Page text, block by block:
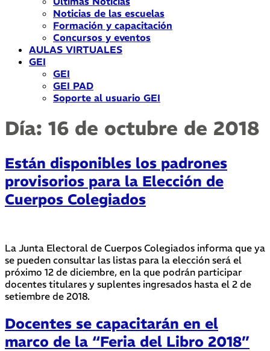
Noticias de las escuelas
Formación y capacitación
Concursos y eventos
AULAS VIRTUALES
GEI
GEI
GEI PAD
Soporte al usuario GEI
Día: 16 de octubre de 2018
Están disponibles los padrones
provisorios para la Elección de
Cuerpos Colegiados
La Junta Electoral de Cuerpos Colegiados informa que ya
se pueden consultar las listas para la elección será el
próximo 12 de diciembre, en la que podrán participar
docentes titulares y suplentes ingresados hasta el 2 de
setiembre de 2018.
Docentes se capacitarán en el
marco de la “Feria del Libro 2018”